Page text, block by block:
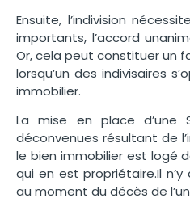
Ensuite, l’indivision
importants, l’accord
Or, cela peut constituer un
lorsqu’un des indivisaires
immobilier.
La mise en place d’une
déconvenues résultant de
le bien immobilier est logé
qui en est propriétaire.Il n’y
au moment du décès de